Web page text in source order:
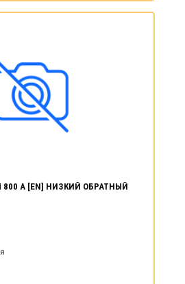
800 А [EN] НИЗКИЙ ОБРАТНЫЙ